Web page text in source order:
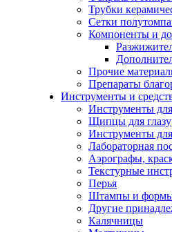
Трубки
Сетки
Компоненты и
Прочие
Препараты
Инструменты и
Инструменты
Щипцы для
Инструменты
Лабораторная
Аэрографы,
Текстурные
Перья
Штампы и
Другие
Калячницы